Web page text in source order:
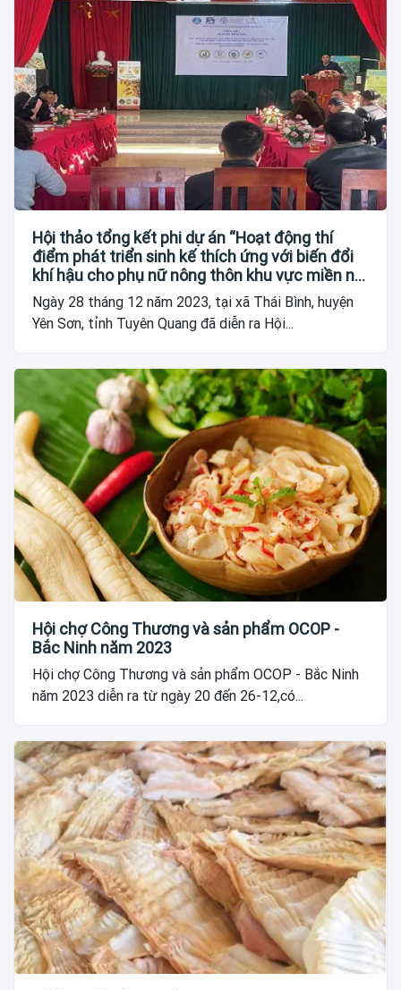
Hội thảo tổng kết phi dự án “Hoạt động thí
điểm phát triển sinh kế thích ứng với biến đổi
khí hậu cho phụ nữ nông thôn khu vực miền núi
phía bắc Việt Nam”
Ngày 28 tháng 12 năm 2023, tại xã Thái Bình, huyện
Yên Sơn, tỉnh Tuyên Quang đã diễn ra Hội...
Hội chợ Công Thương và sản phẩm OCOP -
Bắc Ninh năm 2023
Hội chợ Công Thương và sản phẩm OCOP - Bắc Ninh
năm 2023 diễn ra từ ngày 20 đến 26-12,có...